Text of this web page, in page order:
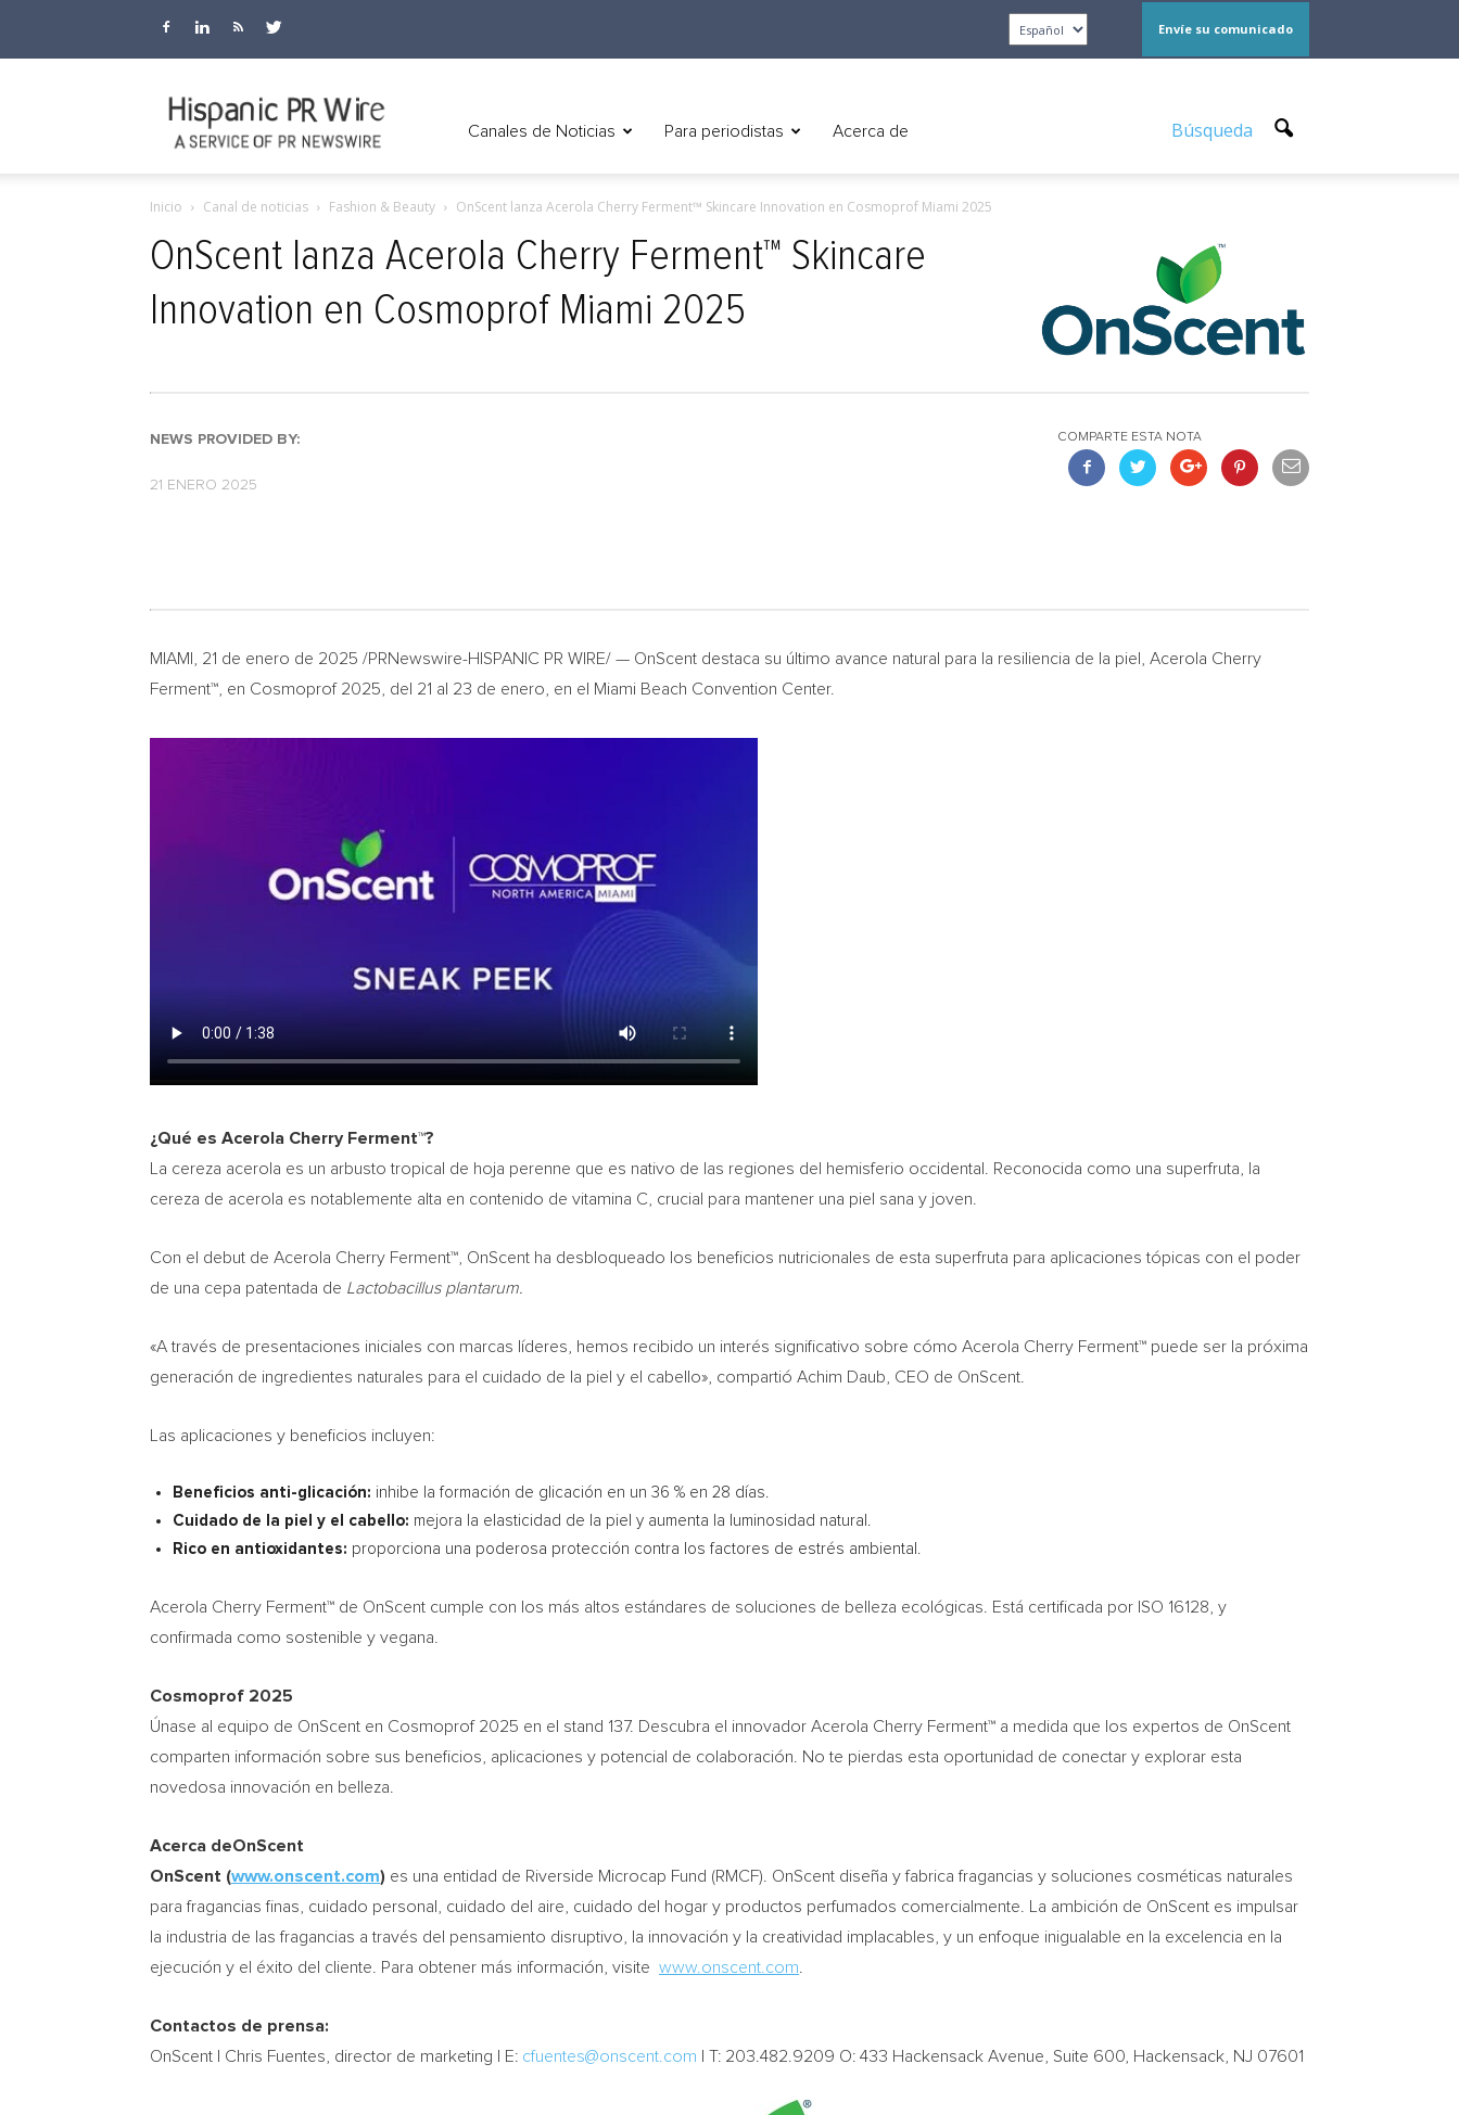
Envíe su comunicado
Canales de Noticias Para periodistas Acerca de Búsqueda
Inicio Canal de noticias Fashion & Beauty OnScent lanza Acerola Cherry Ferment™ Skincare Innovation en Cosmoprof Miami 2025
OnScent lanza Acerola Cherry Ferment™ Skincare
Innovation en Cosmoprof Miami 2025
NEWS PROVIDED BY:
21 ENERO 2025
COMPARTE ESTA NOTA
MIAMI 21 de enero de 2025 /PRNewswire-HISPANIC PR WIRE/ — OnScent destaca su último avance natural para la resiliencia de la piel, Acerola Cherry
Ferment™, en Cosmoprof 2025, del 21 al 23 de enero, en el
Miami Beach Convention Center.
¿Qué es Acerola Cherry Ferment™?
La cereza acerola es un arbusto tropical de hoja perenne que es nativo de las regiones del hemisferio occidental. Reconocida como una superfruta, la
cereza de acerola es notablemente alta en contenido de vitamina C, crucial para mantener una piel sana y joven.
Con el debut de Acerola Cherry Ferment™, OnScent ha desbloqueado los beneficios nutricionales de esta superfruta para aplicaciones tópicas con el poder
de una cepa patentada de Lactobacillus plantarum.
«A través de presentaciones iniciales con marcas líderes, hemos recibido un interés significativo sobre cómo Acerola Cherry Ferment™ puede ser la próxima
generación de ingredientes naturales para el cuidado de la piel y el cabello», compartió Achim Daub , CEO de OnScent.
Las aplicaciones y beneficios incluyen:
Beneficios anti-glicación: inhibe la formación de glicación en un 36 % en 28 días.
Cuidado de la piel y el cabello: mejora la elasticidad de la piel y aumenta la luminosidad natural.
Rico en antioxidantes: proporciona una poderosa protección contra los factores de estrés ambiental.
Acerola Cherry Ferment™ de OnScent cumple con los más altos estándares de soluciones de belleza ecológicas. Está certificada por ISO 16128, y
confirmada como sostenible y vegana.
Cosmoprof 2025
Únase al equipo de OnScent en Cosmoprof 2025 en el stand 137. Descubra el innovador Acerola Cherry Ferment™ a medida que los expertos de OnScent
comparten información sobre sus beneficios, aplicaciones y potencial de colaboración. No te pierdas esta oportunidad de conectar y explorar esta
novedosa innovación en belleza.
Acerca deOnScent
OnScent (www.onscent.com) es una entidad de Riverside Microcap Fund (RMCF). OnScent diseña y fabrica fragancias y soluciones cosméticas naturales
para fragancias finas, cuidado personal, cuidado del aire, cuidado del hogar y productos perfumados comercialmente. La ambición de OnScent es impulsar
la industria de las fragancias a través del pensamiento disruptivo, la innovación y la creatividad implacables, y un enfoque inigualable en la excelencia en la
ejecución y el éxito del cliente. Para obtener más información, visite www.onscent.com
Contactos de prensa:
OnScent | Chris Fuentes , director de marketing | E: cfuentes@onscent.com | T: 203.482.9209 O: 433 Hackensack Avenue, Suite 600, Hackensack, NJ 07601